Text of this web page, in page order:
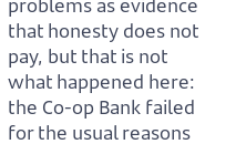
problems as evidence
that honesty does not
pay, but that is not
what happened here:
the Co-op Bank failed
for the usual reasons